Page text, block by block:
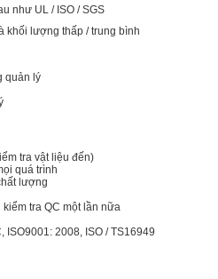
như UL / ISO / SGS
khối lượng thấp / trung bình
quản lý
tra vật liệu đến)
quá trình
lượng
tra QC một lần nữa
2008, ISO / TS16949